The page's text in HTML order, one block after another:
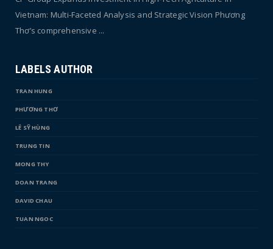
Vietnam: Multi-Faceted Analysis and Strategic Vision Phương
Thơ’s comprehensive ...
LABELS AUTHOR
TRAN HUNG
PHƯƠNG THƠ
LÊ SỸ HÙNG
TRUNG TIN
MONG THY
DOAN TRANG
DAVID CHAU
TUAN NGOC